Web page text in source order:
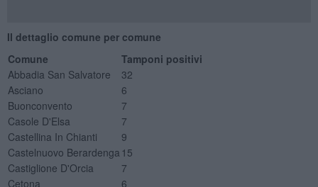
Il dettaglio comune per comune
Comune
Tamponi positivi
Abbadia San Salvatore
32
Asciano
6
Buonconvento
7
Casole D'Elsa
7
Castellina In Chianti
9
Castelnuovo Berardenga 15
Castiglione D'Orcia
7
Cetona
6